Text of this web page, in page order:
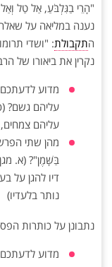
"הָרֵי בַגִּלְבֹּעַ, אַל טַל
נענה במליאה על
התקבולת: "ושדי
נקרין את ביאורו של
מדוע
עליהם גשם?
עליהם
מהן שתי
בַּשָּׁמֶן"? (א.
דיו להגן על
נותר בלעדיו)
נתבונן על כותרות
מדוע